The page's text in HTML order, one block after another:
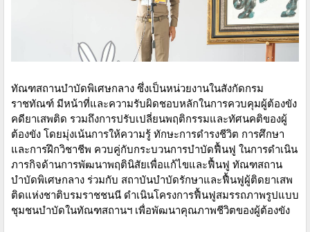
ทัณฑสถานบำบัดพิเศษกลาง ซึ่งเป็นหน่วยงานในสังกัดกรม
ราชทัณฑ์ มีหน้าที่และความรับผิดชอบหลักในการควบคุมผู้ต้องขัง
คดียาเสพติด รวมถึงการปรับเปลี่ยนพฤติกรรมและทัศนคติของผู้
ต้องขัง โดยมุ่งเน้นการให้ความรู้ ทักษะการดำรงชีวิต การศึกษา
และการฝึกวิชาชีพ ควบคู่กับกระบวนการบำบัดฟื้นฟู ในการดำเนิน
ภารกิจด้านการพัฒนาพฤตินิสัยเพื่อแก้ไขและฟื้นฟู ทัณฑสถาน
บำบัดพิเศษกลาง ร่วมกับ สถาบันบำบัดรักษาและฟื้นฟูผู้ติดยาเสพ
ติดแห่งชาติบรมราชชนนี ดำเนินโครงการฟื้นฟูสมรรถภาพรูปแบบ
ชุมชนบำบัดในทัณฑสถานฯ เพื่อพัฒนาคุณภาพชีวิตของผู้ต้องขัง